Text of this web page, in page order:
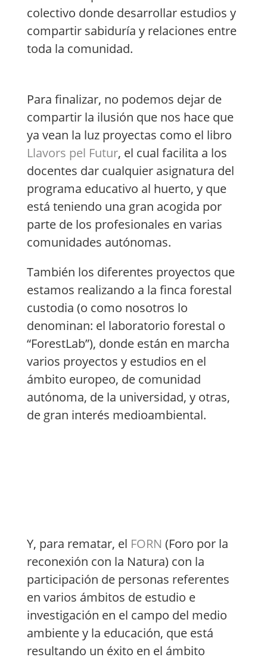
colectivo donde desarrollar estudios y
compartir sabiduría y relaciones entre
toda la comunidad.
Para finalizar, no podemos dejar de
compartir la ilusión que nos hace que
ya vean la luz proyectas como el libro
Llavors pel Futur, el cual facilita a los
docentes dar cualquier asignatura del
programa educativo al huerto, y que
está teniendo una gran acogida por
parte de los profesionales en varias
comunidades autónomas.
También los diferentes proyectos que
estamos realizando a la finca forestal
custodia (o como nosotros lo
denominan: el laboratorio forestal o
“ForestLab”), donde están en marcha
varios proyectos y estudios en el
ámbito europeo, de comunidad
autónoma, de la universidad, y otras,
de gran interés medioambiental.
Y, para rematar, el FORN (Foro por la
reconexión con la Natura) con la
participación de personas referentes
en varios ámbitos de estudio e
investigación en el campo del medio
ambiente y la educación, que está
resultando un éxito en el ámbito